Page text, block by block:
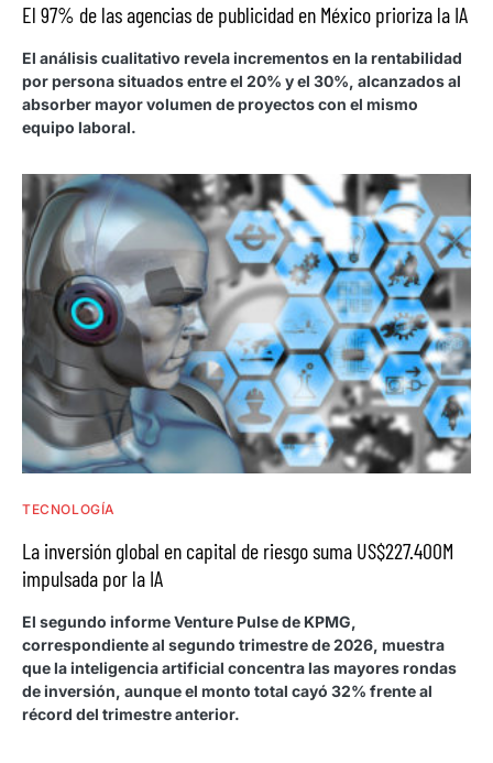
El 97% de las agencias de publicidad en México prioriza la IA
El análisis cualitativo revela incrementos en la rentabilidad
por persona situados entre el 20% y el 30%, alcanzados al
absorber mayor volumen de proyectos con el mismo
equipo laboral.
TECNOLOGÍA
La inversión global en capital de riesgo suma US$227.400M
impulsada por la IA
El segundo informe Venture Pulse de KPMG,
correspondiente al segundo trimestre de 2026, muestra
que la inteligencia artificial concentra las mayores rondas
de inversión, aunque el monto total cayó 32% frente al
récord del trimestre anterior.